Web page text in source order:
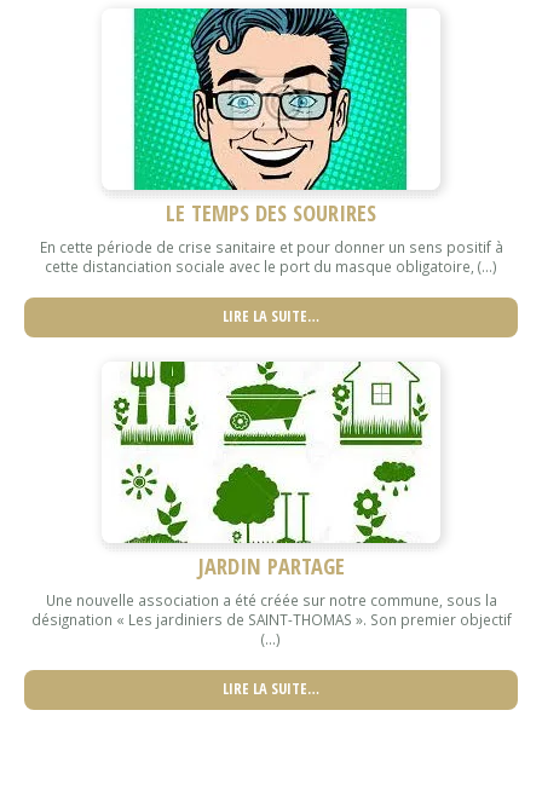
LE TEMPS DES SOURIRES
En cette période de crise sanitaire et pour donner un sens positif à
cette distanciation sociale avec le port du masque obligatoire, (...)
LIRE LA SUITE…
JARDIN PARTAGE
Une nouvelle association a été créée sur notre commune, sous la
désignation « Les jardiniers de SAINT-THOMAS ». Son premier objectif
(...)
LIRE LA SUITE…